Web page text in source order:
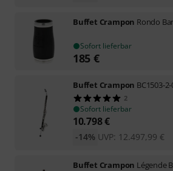
Buffet Crampon Rondo
Sofort lieferbar
185 €
Buffet Crampon BC1503-
2
Sofort lieferbar
10.798€
UVP: 12.497,99 €
-14%
Buffet Crampon Légende